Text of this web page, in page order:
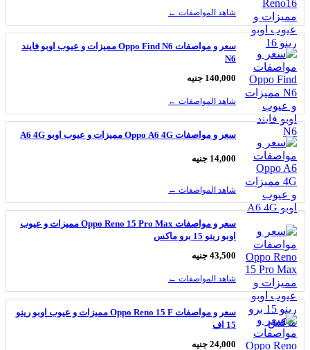
شاهد المواصفات ←
سعر و مواصفات Oppo Find N6 مميزات و عيوب اوبو فايند
140,000 جنيه
شاهد المواصفات ←
سعر و مواصفات Oppo A6 4G مميزات و عيوب اوبو A6 4G
14,000 جنيه
شاهد المواصفات ←
سعر و مواصفات Oppo Reno 15 Pro Max مميزات و عيوب
اوبو رينو 15 برو ماكس
43,500 جنيه
شاهد المواصفات ←
سعر و مواصفات Oppo Reno 15 F مميزات و عيوب اوبو رينو
24,000 جنيه